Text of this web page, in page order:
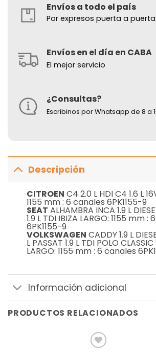
Envíos a todo el país
Por expresos puerta a puerta
Envíos en el día en CABA
El mejor servicio
¿Consultas?
Escribinos por Whatsapp de 8 a
Descripción
CITROEN C4 2.0 L HDI C4 1.6 L
1155 mm : 6 canales 6PK1155-9
SEAT ALHAMBRA INCA 1.9 L
1.9 L TDI IBIZA LARGO: 1155 mm :
6PK1155-9
VOLKSWAGEN CADDY 1.9 L
L PASSAT 1.9 L TDI POLO CLASSIC
LARGO: 1155 mm : 6 canales
Información adicional
PRODUCTOS RELACIONADOS